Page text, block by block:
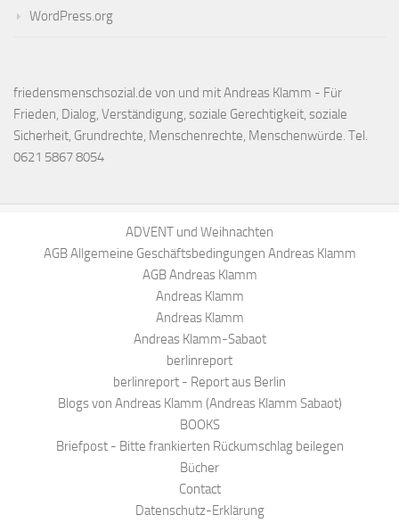
WordPress.org
friedensmenschsozial.de von und mit Andreas Klamm - Für
Frieden, Dialog, Verständigung, soziale Gerechtigkeit, soziale
Sicherheit, Grundrechte, Menschenrechte, Menschenwürde. Tel.
0621 5867 8054
ADVENT und Weihnachten
AGB Allgemeine Geschäftsbedingungen Andreas Klamm
AGB Andreas Klamm
Andreas Klamm
Andreas Klamm
Andreas Klamm-Sabaot
berlinreport
berlinreport - Report aus Berlin
Blogs von Andreas Klamm (Andreas Klamm Sabaot)
BOOKS
Briefpost - Bitte frankierten Rückumschlag beilegen
Bücher
Contact
Datenschutz-Erklärung